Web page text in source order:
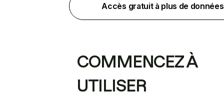
Accès gratuit à plus de données
COMMENCEZ À
UTILISER